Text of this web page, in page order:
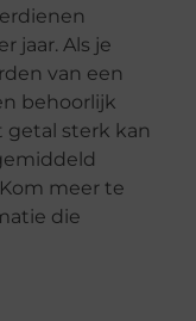
jaar. Als je
van een
behoorlijk
getal sterk kan
meer te
die